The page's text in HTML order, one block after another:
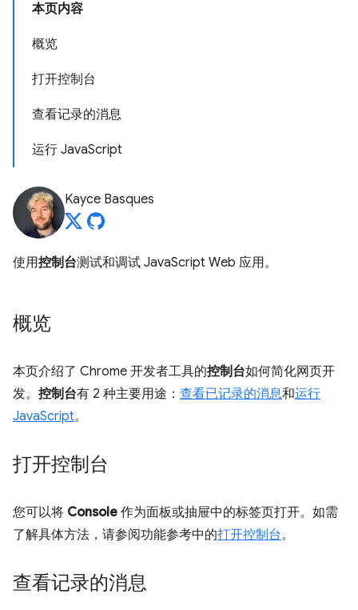
本页内容
概览
打开控制台
查看记录的消息
运行 JavaScript
Kayce Basques
使用控制台测试和调试 JavaScript Web 应用。
概览
本页介绍了 Chrome 开发者工具的控制台如何简化网页开
发。 控制台有 2 种主要用途： 查看已记录的消息和运行
JavaScript。
打开控制台
您可以将 Console 作为面板或抽屉中的标签页打开。如需
了解具体方法，请参阅功能参考中的打开控制台。
查看记录的消息